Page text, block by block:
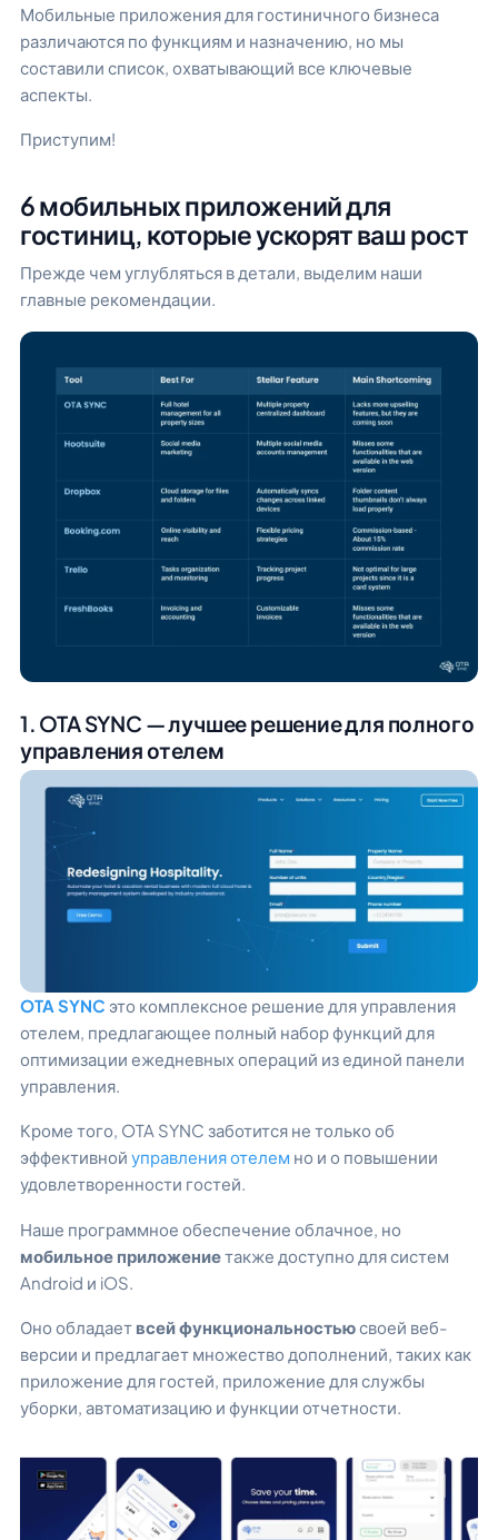
Мобильные приложения для гостиничного бизнеса
различаются по функциям и назначению, но мы
составили список, охватывающий все ключевые
аспекты.
Приступим!
6 мобильных приложений для
гостиниц, которые ускорят ваш рост
Прежде чем углубляться в детали, выделим наши
главные рекомендации.
1. OTA SYNC — лучшее решение для полного
управления отелем
OTA SYNC это комплексное решение для управления
отелем, предлагающее полный набор функций для
оптимизации ежедневных операций из единой панели
управления.
Кроме того, OTA SYNC заботится не только об
эффективной управления отелем но и о повышении
удовлетворенности гостей.
Наше программное обеспечение облачное, но
мобильное приложениетакже доступно для систем
Android и iOS.
Оно обладает всей функциональностьюсвоей веб-
версии и предлагает множество дополнений, таких как
приложение для гостей, приложение для службы
уборки, автоматизацию и функции отчетности.